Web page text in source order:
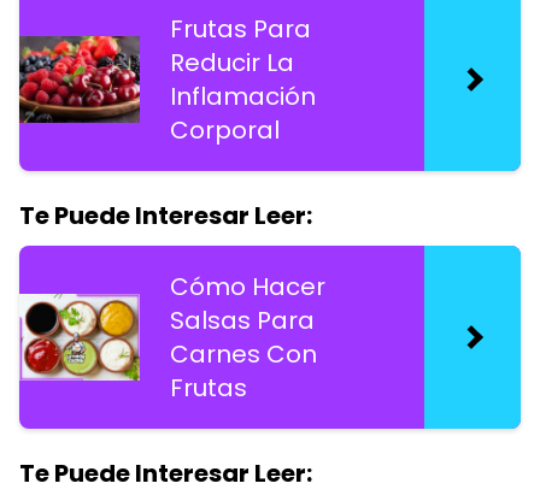
Frutas Para
Reducir La
Inflamación
Corporal
Te Puede Interesar Leer:
Cómo Hacer
Salsas Para
Carnes Con
Frutas
Te Puede Interesar Leer: